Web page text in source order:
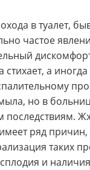
в туалет,
частое
а
но в
последствиям.
ряд
таких
и